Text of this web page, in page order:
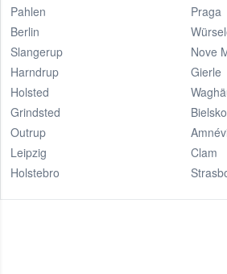
Pahlen
Berlin
Slangerup
Harndrup
Holsted
Grindsted
Outrup
Leipzig
Holstebro
Praga
Nove
Gierle
Clam